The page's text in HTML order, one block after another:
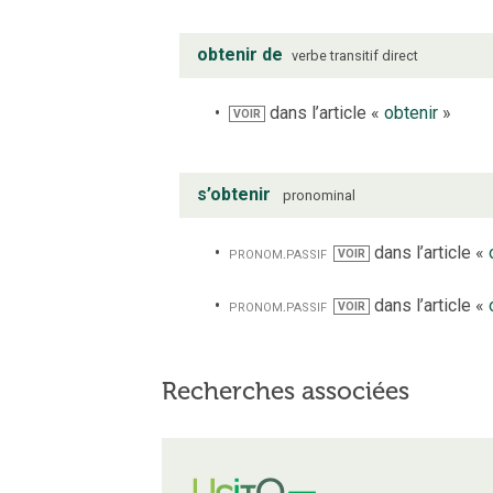
obtenir de verbe transitif direct
VOIR dans l’article «obtenir »
s’obtenir pronominal
pronom.passif VOIR dans l’article «
pronom.passif VOIR dans l’article «
Recherches associées